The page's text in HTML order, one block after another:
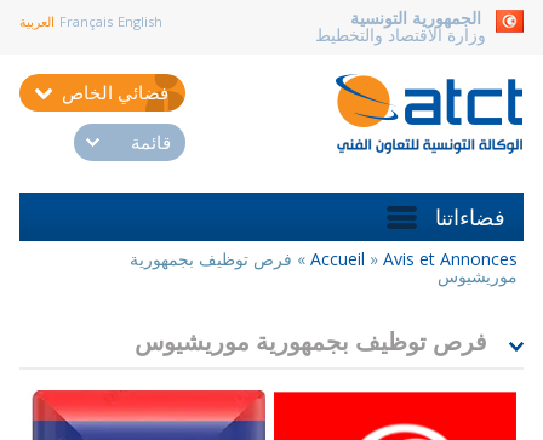
الجمهورية التونسية
وزارة الاقتصاد والتخطيط
Français English العربية
فضائي الخاص
قائمة
فضاءاتنا
أنت
هنا
Accueil » Avis et Annonces
» فرص توظيف بجمهورية
موريشيوس
فرص توظيف بجمهورية موريشيوس